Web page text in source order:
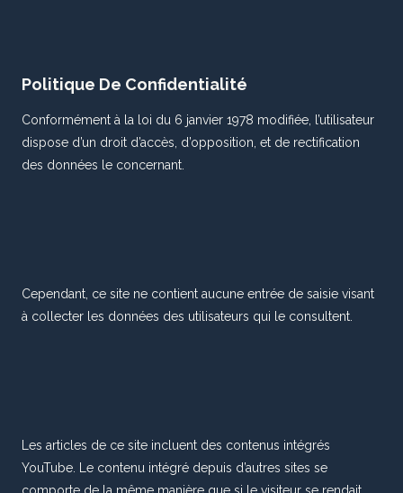
Politique De Confidentialité
Conformément à la loi du 6 janvier 1978 modifiée, l’utilisateur
dispose d’un droit d’accès, d’opposition, et de rectification
des données le concernant.
Cependant, ce site ne contient aucune entrée de saisie visant
à collecter les données des utilisateurs qui le consultent.
Les articles de ce site incluent des contenus intégrés
YouTube. Le contenu intégré depuis d’autres sites se